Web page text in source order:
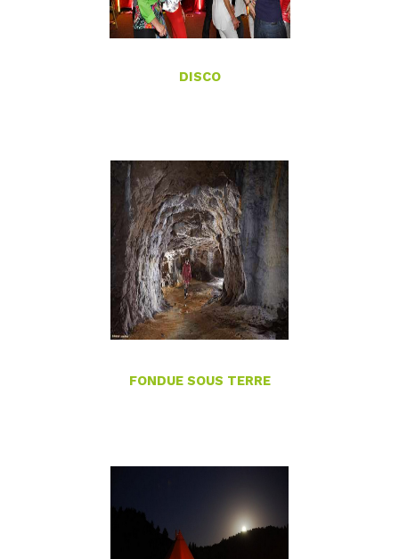
DISCO
FONDUE SOUS TERRE